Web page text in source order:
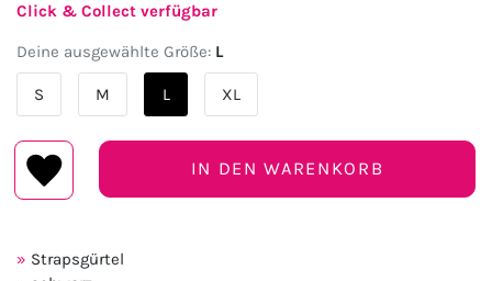
Click & Collect verfügbar
Deine ausgewählte Größe: L
S M L XL
IN DEN WARENKORB
Strapsgürtel